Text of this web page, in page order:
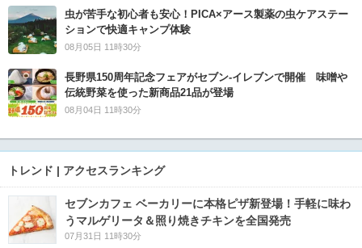
虫が苦手な初心者も安心！PICA×アース製薬の虫ケアステー
ションで快適キャンプ体験
08月05日 11時30分
長野県150周年記念フェアがセブン-イレブンで開催 味噌や
伝統野菜を使った新商品21品が登場
08月04日 11時30分
トレンド | アクセスランキング
セブンカフェ ベーカリーに本格ピザ新登場！手軽に味わ
うマルゲリータ＆照り焼きチキンを全国発売
07月31日 11時30分